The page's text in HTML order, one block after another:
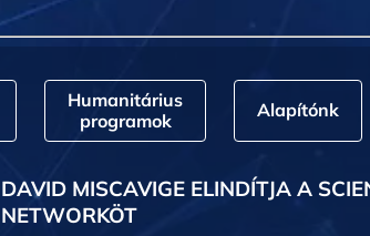
Humanitárius
programok
Alapítónk
DAVID MISCAVIGE ELINDÍTJA A
NETWORKÖT